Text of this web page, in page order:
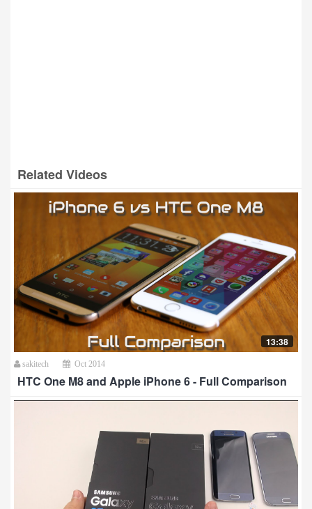
Related Videos
13:38
sakitech Oct 2014
HTC One M8 and Apple iPhone 6 - Full Comparison